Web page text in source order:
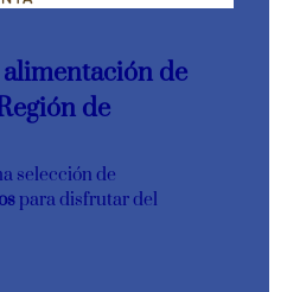
de
de
selección de
para disfrutar del